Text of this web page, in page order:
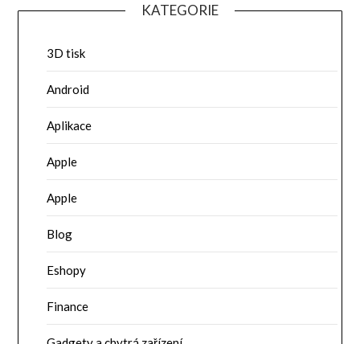
KATEGORIE
3D tisk
Android
Aplikace
Apple
Apple
Blog
Eshopy
Finance